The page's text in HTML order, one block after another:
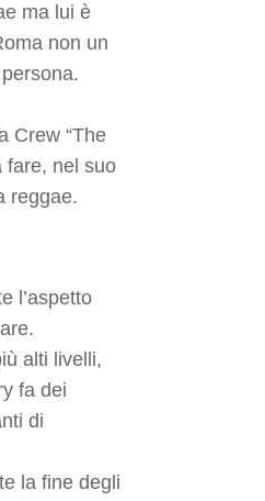
ma lui è
non un
Crew “The
fare, nel suo
reggae.
l’aspetto
alti livelli,
fa dei
di
la fine degli